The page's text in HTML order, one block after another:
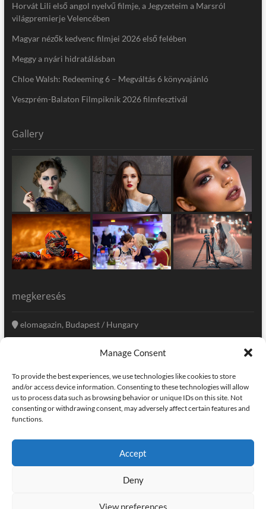
Manage Consent
To provide the best experiences, we use technologies like cookies to store
and/or access device information. Consenting to these technologies will allow
us to process data such as browsing behavior or unique IDs on this site. Not
consenting or withdrawing consent, may adversely affect certain features and
functions.
Accept
Deny
View preferences
Horvát Lili első angol nyelvű filmje, a Jegyzeteim a Marsról
világpremierje Velencében
Magyar nézők kedvenc filmjei 2026 első felében
Meggy a nyári hidratálásban
Chloe Walsh: Redeeming 6 – Megváltás 6 könyvajánló
Veszprém-Balaton Filmpiknik 2026 filmfesztivál
Gallery
megkeresés
elomagazin, Budapest / Hungary
szerkesztoseg@elomagazin.com
elomagazin
home adatvédelem impresszum kapcsolat
| © copyright, all right reserved